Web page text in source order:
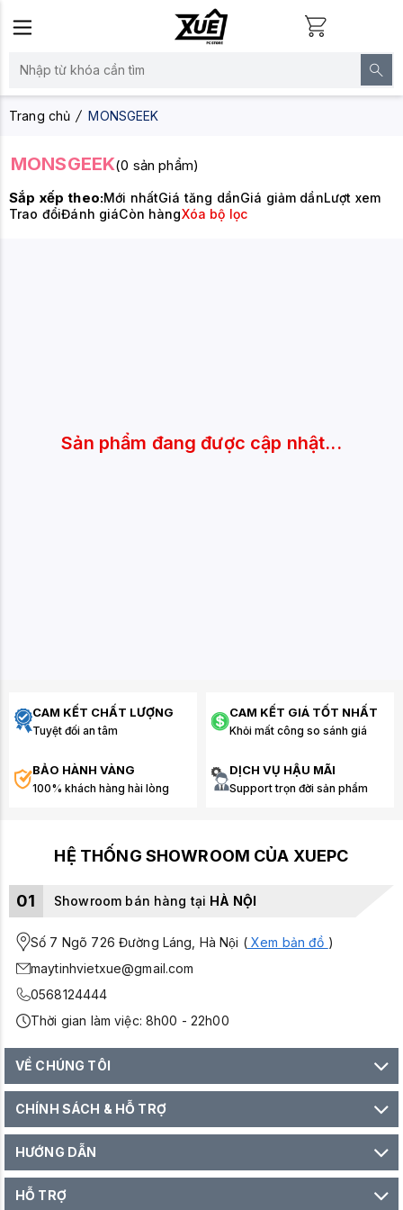
Trang chủ MONSGEEK
MONSGEEK(0 sản phẩm)
Sắp xếp theo:Mới nhấtGiá tăng dầnGiá giảm dầnLượt xem
Trao đổiĐánh giáCòn hàngXóa bộ lọc
Sản phẩm đang được cập nhật...
CAM KẾT CHẤT LƯỢNG
Tuyệt đối an tâm
CAM KẾT GIÁ TỐT NHẤT
Khỏi mất công so sánh giá
BẢO HÀNH VÀNG
100% khách hàng hài lòng
DỊCH VỤ HẬU MÃI
Support trọn đời sản phẩm
HỆ THỐNG SHOWROOM CỦA XUEPC
01 Showroom bán hàng tại HÀ NỘI
Số 7 Ngõ 726 Đường Láng, Hà Nội (Xem bản đồ )
maytinhvietxue@gmail.com
0568124444
Thời gian làm việc: 8h00 - 22h00
VỀ CHÚNG TÔI
CHÍNH SÁCH & HỖ TRỢ
HƯỚNG DẪN
HỖ TRỢ